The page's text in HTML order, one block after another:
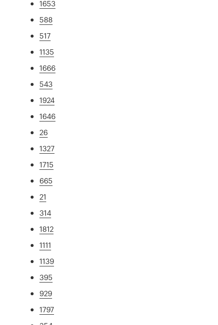
1653
588
517
1135
1666
543
1924
1646
26
1327
1715
665
21
314
1812
1111
1139
395
929
1797